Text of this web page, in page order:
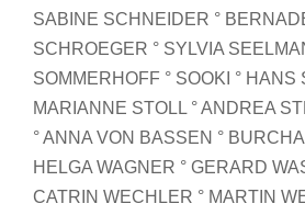
SABINE SCHNEIDER °
SCHROEGER ° SYLVIA
SOMMERHOFF ° SOOKI ° HANS
MARIANNE STOLL ° ANDREA
° ANNA VON BASSEN °
HELGA WAGNER ° GERARD
CATRIN WECHLER ° MARTIN